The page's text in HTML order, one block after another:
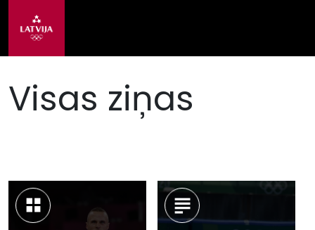
Visas ziņas